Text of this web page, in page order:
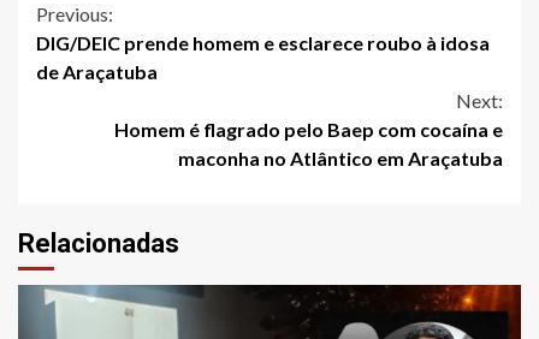
Continue
Reading
Previous:
DIG/DEIC prende homem e esclarece roubo à idosa
de Araçatuba
Next:
Homem é flagrado pelo Baep com cocaína e
maconha no Atlântico em Araçatuba
Relacionadas